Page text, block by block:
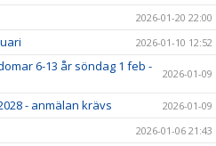
2026-01-20 22:00
2026-01-10 12:52
6-13 år söndag 1 feb -
2026-01-09
- anmälan krävs 2026-01-09
2026-01-06 21:43